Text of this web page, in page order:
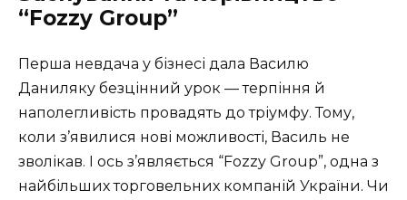
“Fozzy Group”
Перша невдача у бізнесі дала Василю
Даниляку безцінний урок — терпіння й
наполегливість провадять до тріумфу. Тому,
коли з’явилися нові можливості, Василь не
зволікав. І ось з’являється “Fozzy Group”, одна з
найбільших торговельних компаній України. Чи